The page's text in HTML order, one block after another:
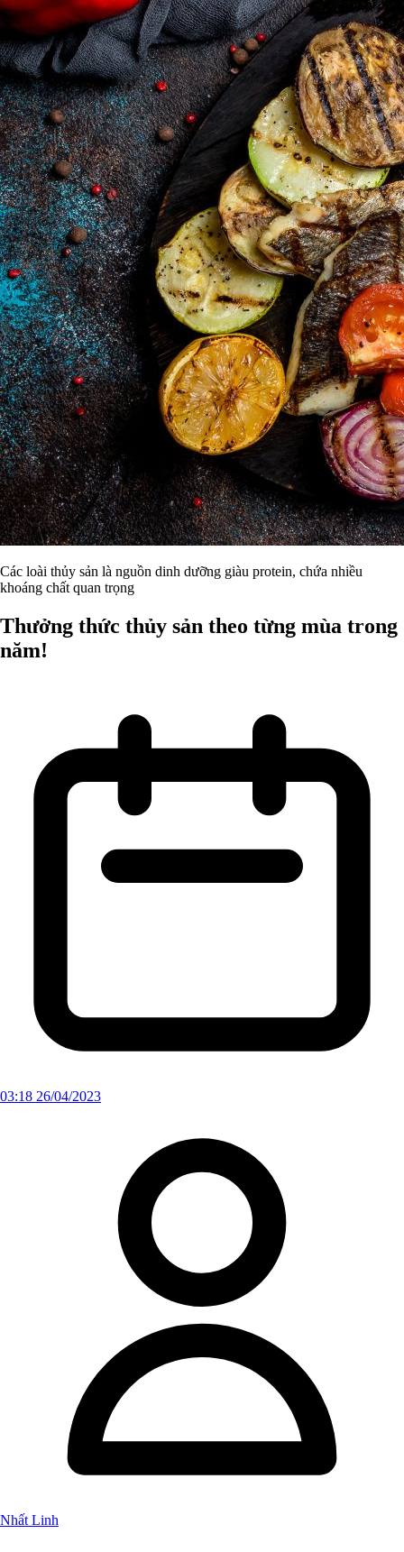
Các loài thủy sản là nguồn dinh dưỡng giàu protein, chứa nhiều
khoáng chất quan trọng
Thưởng thức thủy sản theo từng mùa trong
năm!
03:18 26/04/2023
Nhất Linh